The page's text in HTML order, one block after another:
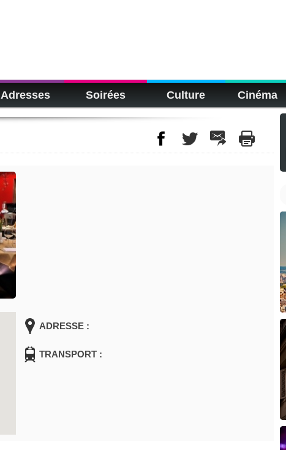
Adresses Soirées Culture Cinéma
ADRESSE :
TRANSPORT :